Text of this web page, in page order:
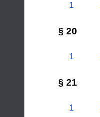
1
§ 20
1
§ 21
1